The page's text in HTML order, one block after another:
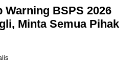
Warning BSPS 2026
Minta Semua Pihak